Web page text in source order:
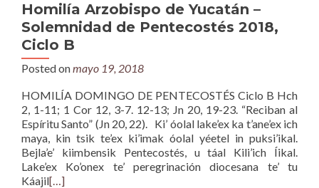
Homilía Arzobispo de Yucatán –
Solemnidad de Pentecostés 2018,
Ciclo B
Posted onmayo 19, 2018
HOMILÍA DOMINGO DE PENTECOSTÉS Ciclo B Hch
2, 1-11; 1 Cor 12, 3-7. 12-13; Jn 20, 19-23. “Reciban al
Espíritu Santo” (Jn 20, 22). Ki’ óolal lake’ex ka t’ane’ex ich
maya, kin tsik te’ex ki’imak óolal yéetel in puksi’ikal.
Bejla’e’ kiimbensik Pentecostés, u táal Kili’ich Íikal.
Lake’ex Ko’onex te’ peregrinación diocesana te’ tu
Káajil[…]